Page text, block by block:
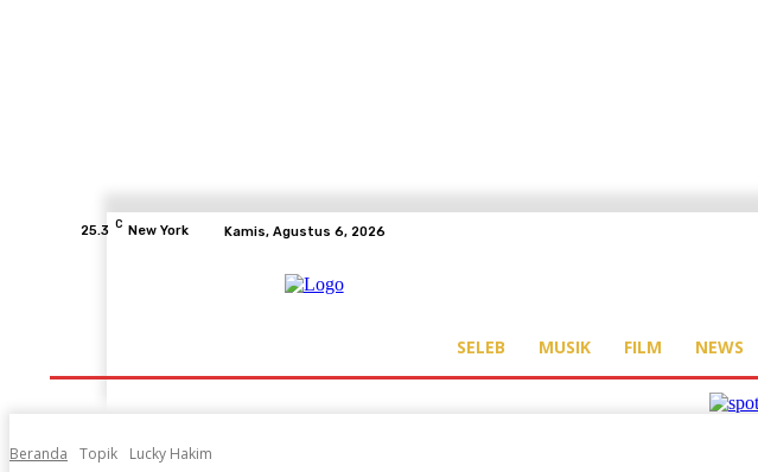
25.3 C New York Kamis, Agustus 6, 2026
SELEB MUSIK FILM NEWS
Beranda Topik Lucky Hakim